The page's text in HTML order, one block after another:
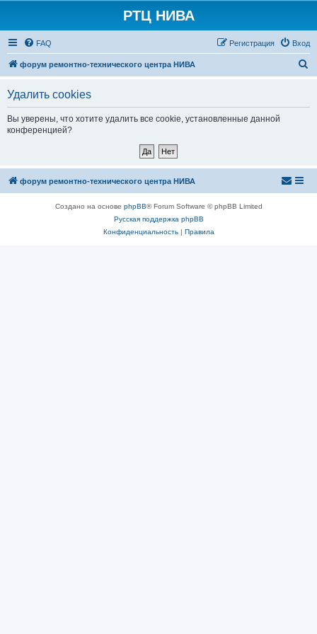
РТЦ НИВА
FAQ Вход
Регистрация
форум ремонтно-технического центра НИВА
Удалить cookies
Вы уверены, что хотите удалить все cookie, установленные данной
конференцией?
форум ремонтно-технического центра НИВА
Создано на основе phpBB® Forum Software © phpBB Limited
Русская поддержка phpBB
Конфиденциальность| Правила